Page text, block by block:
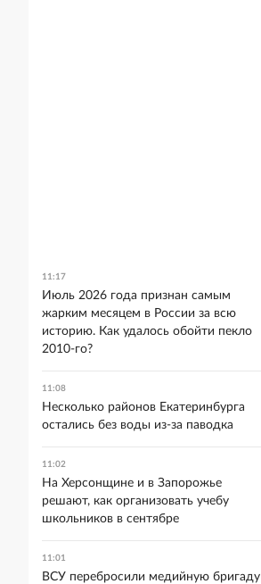
11:17
Июль 2026 года признан самым
жарким месяцем в России за всю
историю. Как удалось обойти пекло
2010-го?
11:08
Несколько районов Екатеринбурга
остались без воды из-за паводка
11:02
На Херсонщине и в Запорожье
решают, как организовать учебу
школьников в сентябре
11:01
ВСУ перебросили медийную бригаду